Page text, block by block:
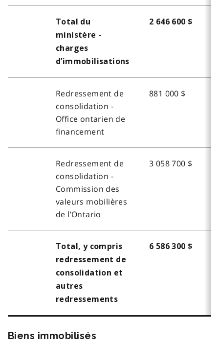
Total du
ministère -
charges
d’immobilisations
2 646 600 $
Redressement de
consolidation -
Office ontarien de
financement
881 000 $
Redressement de
consolidation -
Commission des
valeurs mobilières
de l’Ontario
3 058 700 $
Total, y compris
redressement de
consolidation et
autres
redressements
6 586 300 $
Biens immobilisés